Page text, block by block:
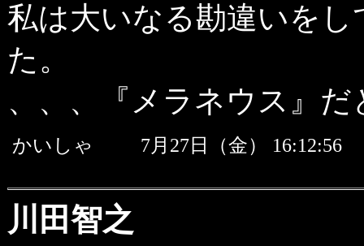
私は大いなる勘違いを
た。
、、、『メラネウス』
かいしゃ 7月27日（金）
川田智之